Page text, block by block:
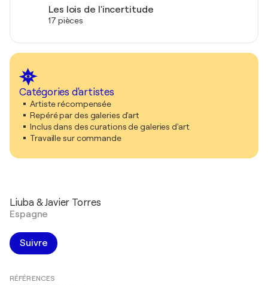
Les lois de l'incertitude
17 pièces
Catégories d'artistes
Artiste récompensée
Repéré par des galeries d'art
Inclus dans des curations de galeries d'art
Travaille sur commande
Liuba & Javier Torres
Espagne
Suivre
RÉFÉRENCES